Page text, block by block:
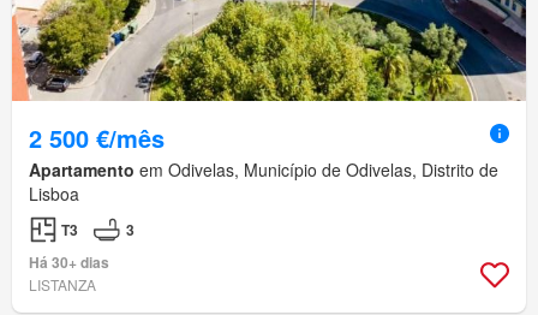
2 500 €/mês
Apartamento em Odivelas, Município de Odivelas, Distrito de
Lisboa
T3
3
Há 30+ dias
LISTANZA